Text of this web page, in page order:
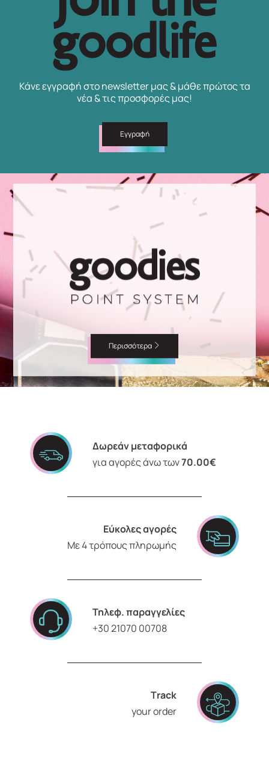
Κάνε εγγραφή στο newsletter μας & μάθε πρώτος τα
νέα & τις προσφορές μας!
Εγγραφή
Περισσότερα
Δωρεάν μεταφορικά
για αγορές άνω των70.00€
Εύκολες αγορές
Με 4 τρόπους πληρωμής
Τηλεφ. παραγγελίες
+30 21070 00708
Τrack
your order